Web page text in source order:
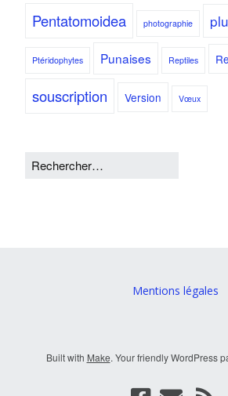
Pentatomoidea photographie
Ptéridophytes Punaises Reptiles
souscription Version Vœux
Mentions légales
Built with Make. Your friendly WordPress